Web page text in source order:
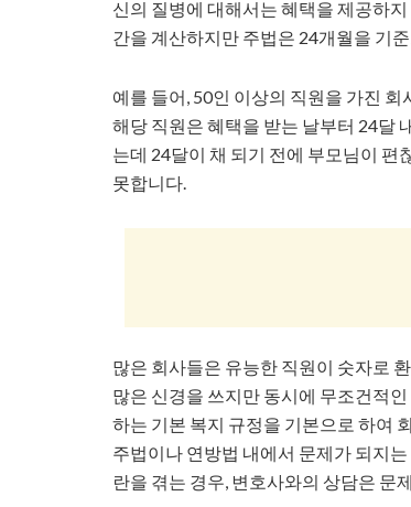
신의 질병에 대해서는 혜택을 제공하
간을 계산하지만 주법은 24개월을 기
예를 들어, 50인 이상의 직원을 가진
해당 직원은 혜택을 받는 날부터 24달
는데 24달이 채 되기 전에 부모님이 편
못합니다.
많은 회사들은 유능한 직원이 숫자로
많은 신경을 쓰지만 동시에 무조건적
하는 기본 복지 규정을 기본으로 하여
주법이나 연방법 내에서 문제가 되지
란을 겪는 경우, 변호사와의 상담은 문